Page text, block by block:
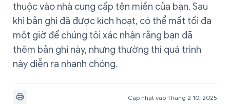
thuộc vào nhà cung cấp tên miền của bạn. Sau
khi bản ghi đã được kích hoạt, có thể mất tối đa
một giờ để chúng tôi xác nhận rằng bạn đã
thêm bản ghi này, nhưng thường thì quá trình
này diễn ra nhanh chóng.
Cập nhật vào Tháng 2 10, 2025